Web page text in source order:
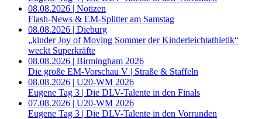
08.08.2026 | Notizen
Flash-News & EM-Splitter am Samstag
08.08.2026 | Dieburg
„kinder Joy of Moving Sommer der Kinderleichtathletik“
weckt Superkräfte
08.08.2026 | Birmingham 2026
Die große EM-Vorschau V | Straße & Staffeln
08.08.2026 | U20-WM 2026
Eugene Tag 3 | Die DLV-Talente in den Finals
07.08.2026 | U20-WM 2026
Eugene Tag 3 | Die DLV-Talente in den Vorrunden